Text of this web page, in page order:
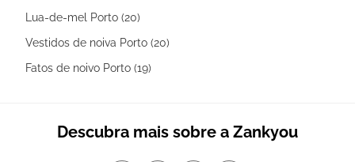
Lua-de-mel Porto (20)
Vestidos de noiva Porto (20)
Fatos de noivo Porto (19)
Descubra mais sobre a Zankyou